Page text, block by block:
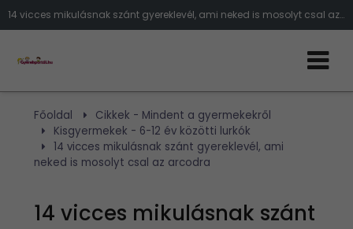
14 vicces mikulásnak szánt gyereklevél, ami neked is mosolyt csal az arcodra
Főoldal
Cikkek - Mindent a gyermekekről
Kisgyermekek - 6-12 év közötti lurkók
14 vicces mikulásnak szánt gyereklevél, ami
neked is mosolyt csal az arcodra
14 vicces mikulásnak szánt